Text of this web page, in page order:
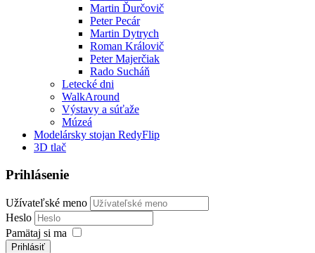
Martin Ďurčovič
Peter Pecár
Martin Dytrych
Roman Královič
Peter Majerčiak
Rado Sucháň
Letecké dni
WalkAround
Výstavy a súťaže
Múzeá
Modelársky stojan RedyFlip
3D tlač
Prihlásenie
Užívateľské meno
Heslo
Pamätaj si ma
Prihlásiť